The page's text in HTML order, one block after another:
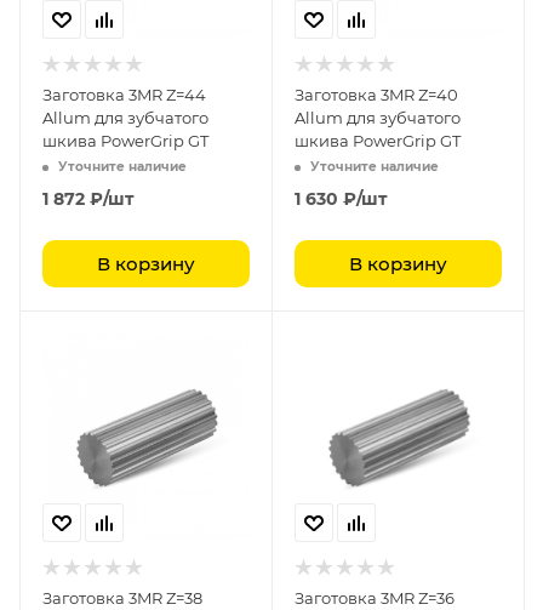
Заготовка 3MR Z=44
Allum для зубчатого
шкива PowerGrip GT
Уточните наличие
1 872 ₽/шт
В корзину
Заготовка 3MR Z=40
Allum для зубчатого
шкива PowerGrip GT
Уточните наличие
1 630 ₽/шт
В корзину
Заготовка 3MR Z=38
Заготовка 3MR Z=36